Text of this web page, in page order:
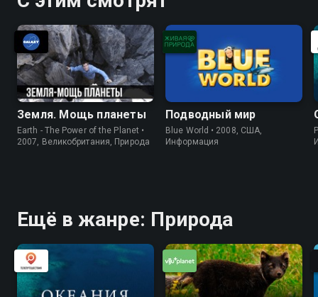
Земля. Мощь планеты
Earth - The Power of the Planet •
2007, Великобритания, Природа
Подводный мир
Blue World • 2008, США,
Информация
Ещё в жанре: Природа